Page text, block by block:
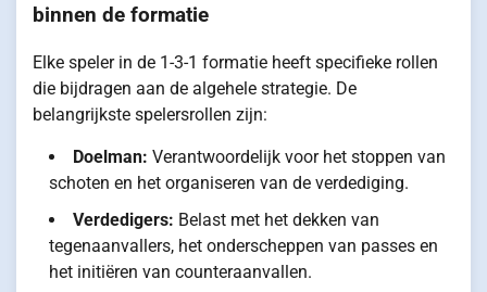
binnen de formatie
Elke speler in de 1-3-1 formatie heeft specifieke rollen
die bijdragen aan de algehele strategie. De
belangrijkste spelersrollen zijn:
Doelman: Verantwoordelijk voor het stoppen van
schoten en het organiseren van de verdediging.
Verdedigers: Belast met het dekken van
tegenaanvallers, het onderscheppen van passes en
het initiëren van counteraanvallen.